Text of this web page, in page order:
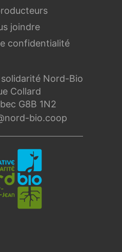
Nord-Bio
Collard
G8B 1N2
bio.coop
joindre
confidentialité